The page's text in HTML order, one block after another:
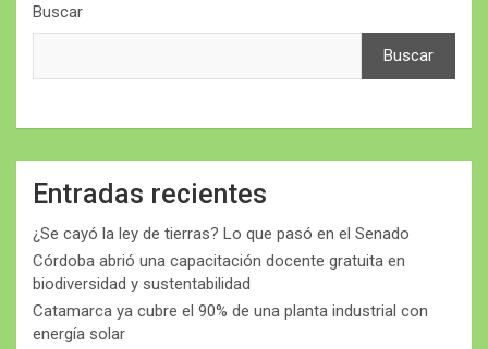
Buscar
Buscar
Entradas recientes
¿Se cayó la ley de tierras? Lo que pasó en el Senado
Córdoba abrió una capacitación docente gratuita en
biodiversidad y sustentabilidad
Catamarca ya cubre el 90% de una planta industrial con
energía solar